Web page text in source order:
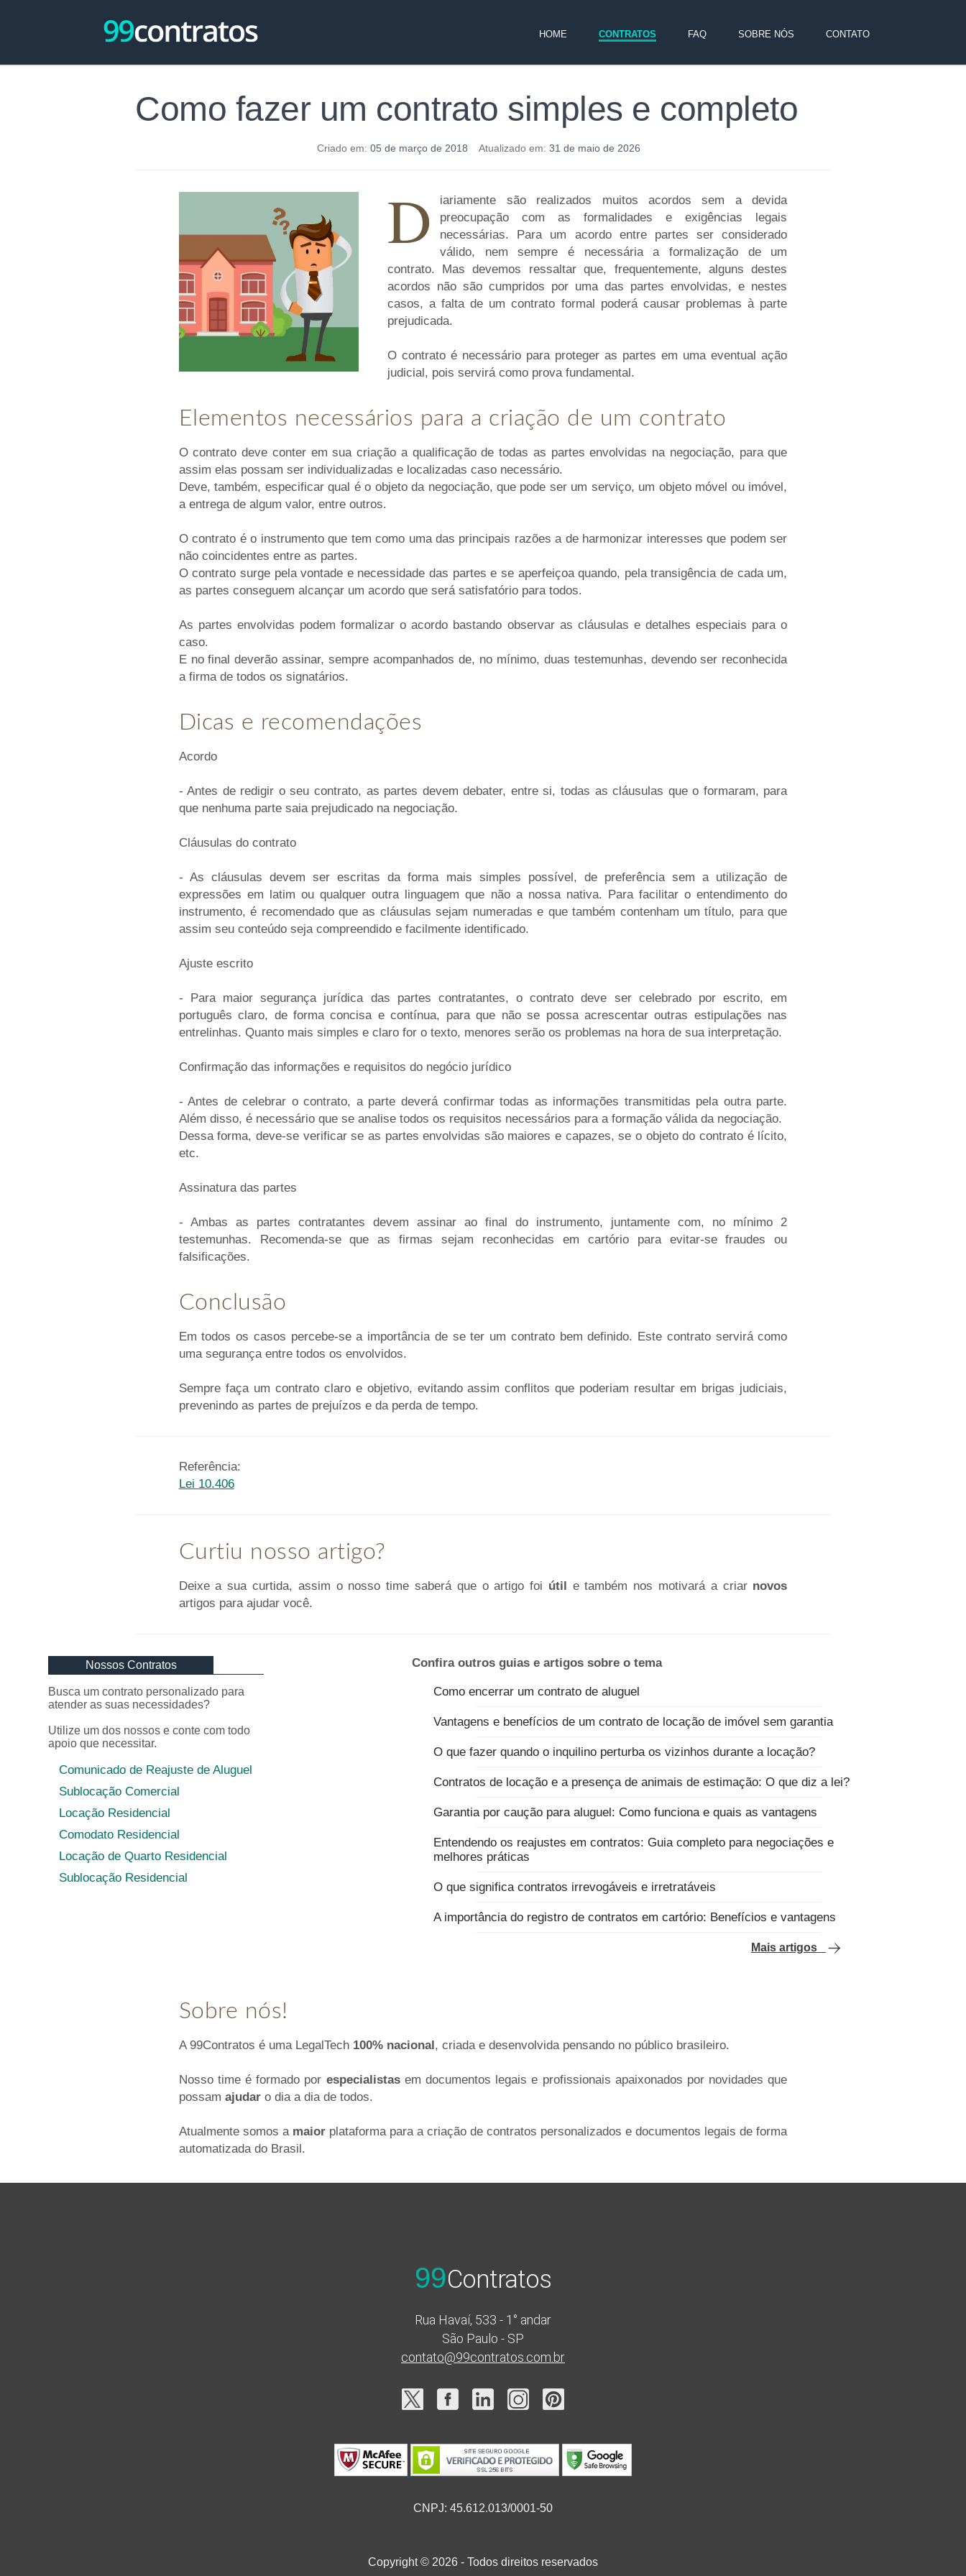
HOME CONTRATOS FAQ SOBRE NÓS CONTATO
Como fazer um contrato simples e completo
Criado em: 05 de março de 2018 Atualizado em: 31 de maio de 2026
D
iariamente são realizados muitos acordos sem a devida
preocupação com as formalidades e exigências legais
necessárias. Para um acordo entre partes ser considerado
válido, nem sempre é necessária a formalização de um
contrato. Mas devemos ressaltar que, frequentemente, alguns destes
acordos não são cumpridos por uma das partes envolvidas, e nestes
casos, a falta de um contrato formal poderá causar problemas à parte
prejudicada.
O contrato é necessário para proteger as partes em uma eventual ação
judicial, pois servirá como prova fundamental.
Elementos necessários para a criação de um contrato
O contrato deve conter em sua criação a qualificação de todas as partes envolvidas na negociação, para que
assim elas possam ser individualizadas e localizadas caso necessário.
Deve, também, especificar qual é o objeto da negociação, que pode ser um serviço, um objeto móvel ou imóvel,
a entrega de algum valor, entre outros.
O contrato é o instrumento que tem como uma das principais razões a de harmonizar interesses que podem ser
não coincidentes entre as partes.
O contrato surge pela vontade e necessidade das partes e se aperfeiçoa quando, pela transigência de cada um,
as partes conseguem alcançar um acordo que será satisfatório para todos.
As partes envolvidas podem formalizar o acordo bastando observar as cláusulas e detalhes especiais para o
caso.
E no final deverão assinar, sempre acompanhados de, no mínimo, duas testemunhas, devendo ser reconhecida
a firma de todos os signatários.
Dicas e recomendações
Acordo
- Antes de redigir o seu contrato, as partes devem debater, entre si, todas as cláusulas que o formaram, para
que nenhuma parte saia prejudicado na negociação.
Cláusulas do contrato
- As cláusulas devem ser escritas da forma mais simples possível, de preferência sem a utilização de
expressões em latim ou qualquer outra linguagem que não a nossa nativa. Para facilitar o entendimento do
instrumento, é recomendado que as cláusulas sejam numeradas e que também contenham um título, para que
assim seu conteúdo seja compreendido e facilmente identificado.
Ajuste escrito
- Para maior segurança jurídica das partes contratantes, o contrato deve ser celebrado por escrito, em
português claro, de forma concisa e contínua, para que não se possa acrescentar outras estipulações nas
entrelinhas. Quanto mais simples e claro for o texto, menores serão os problemas na hora de sua interpretação.
Confirmação das informações e requisitos do negócio jurídico
- Antes de celebrar o contrato, a parte deverá confirmar todas as informações transmitidas pela outra parte.
Além disso, é necessário que se analise todos os requisitos necessários para a formação válida da negociação.
Dessa forma, deve-se verificar se as partes envolvidas são maiores e capazes, se o objeto do contrato é lícito,
etc.
Assinatura das partes
- Ambas as partes contratantes devem assinar ao final do instrumento, juntamente com, no mínimo 2
testemunhas. Recomenda-se que as firmas sejam reconhecidas em cartório para evitar-se fraudes ou
falsificações.
Conclusão
Em todos os casos percebe-se a importância de se ter um contrato bem definido. Este contrato servirá como
uma segurança entre todos os envolvidos.
Sempre faça um contrato claro e objetivo, evitando assim conflitos que poderiam resultar em brigas judiciais,
prevenindo as partes de prejuízos e da perda de tempo.
Referência:
Lei 10.406
Curtiu nosso artigo?
Deixe a sua curtida, assim o nosso time saberá que o artigo foi útil e também nos motivará a criar novos
artigos para ajudar você.
Nossos Contratos
Busca um contrato personalizado para
atender as suas necessidades?
Utilize um dos nossos e conte com todo
apoio que necessitar.
Comunicado de Reajuste de Aluguel
Sublocação Comercial
Locação Residencial
Comodato Residencial
Locação de Quarto Residencial
Sublocação Residencial
Confira outros guias e artigos sobre o tema
Como encerrar um contrato de aluguel
Vantagens e benefícios de um contrato de locação de imóvel sem garantia
O que fazer quando o inquilino perturba os vizinhos durante a locação?
Contratos de locação e a presença de animais de estimação: O que diz a lei?
Garantia por caução para aluguel: Como funciona e quais as vantagens
Entendendo os reajustes em contratos: Guia completo para negociações e
melhores práticas
O que significa contratos irrevogáveis e irretratáveis
A importância do registro de contratos em cartório: Benefícios e vantagens
Mais artigos
Sobre nós!
A 99Contratos é uma LegalTech 100% nacional , criada e desenvolvida pensando no público brasileiro.
Nosso time é formado por especialistasem documentos legais e profissionais apaixonados por novidades que
possam ajudaro dia a dia de todos.
Atualmente somos a maiorplataforma para a criação de contratos personalizados e documentos legais de forma
automatizada do Brasil.
99Contratos
Rua Havaí, 533 - 1° andar
São Paulo - SP
contato@99contratos.com.br
CNPJ: 45.612.013/0001-50
Copyright © 2026 - Todos direitos reservados